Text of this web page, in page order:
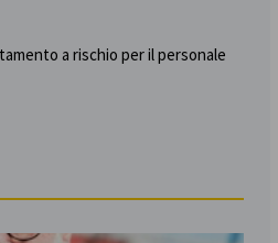
a rischio per il personale